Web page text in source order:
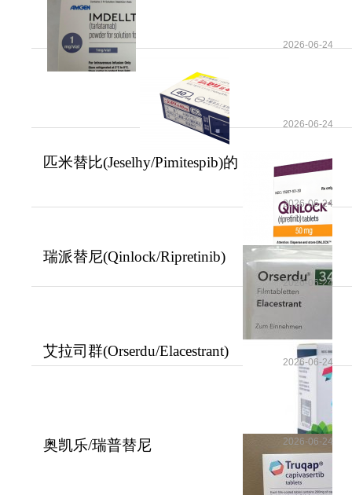
2026-06-24
匹米替比(Jeselhy/Pimitespib)的
2026-06-24
瑞派替尼(Qinlock/Ripretinib)
2026-06-24
艾拉司群(Orserdu/Elacestrant)
为既往接受
2026-06-24
奥凯乐/瑞普替尼
2026-06-24
2026-06-24